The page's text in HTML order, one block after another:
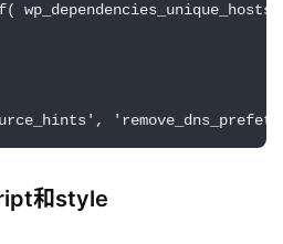
和style